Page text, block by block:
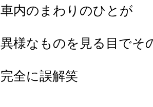
車内のまわりのひとが
異様なものを見る目でそ
完全に誤解笑